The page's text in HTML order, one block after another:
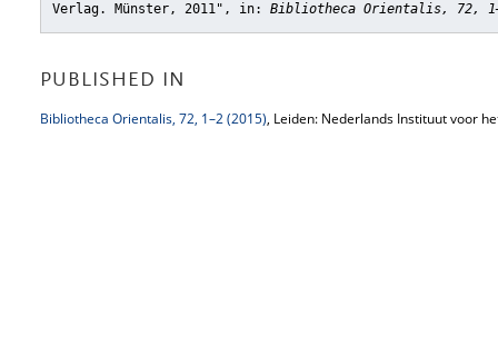
Verlag. Münster, 2011" , in: Bibliotheca Orientalis, 72,
PUBLISHED IN
Bibliotheca Orientalis, 72, 1–2 (2015), Leiden: Nederlands Instituut voor